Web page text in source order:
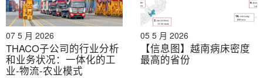
– 韩国乐天环球物流于 2025 年 3 月 19 日在同奈省仁泽
工业园破土动工兴建一座价值约 100 万亿美元（4 万亿人
民币）的冷链枢纽，占地约 5.5 公顷，预计将于 2026 年
5 月开始运营。.
07 5 月 2026
THACO子公司的行业分析
和业务状况：一体化的工
业-物流-农业模式
05 5 月 2026
【信息图】越南病床密度
最高的省份